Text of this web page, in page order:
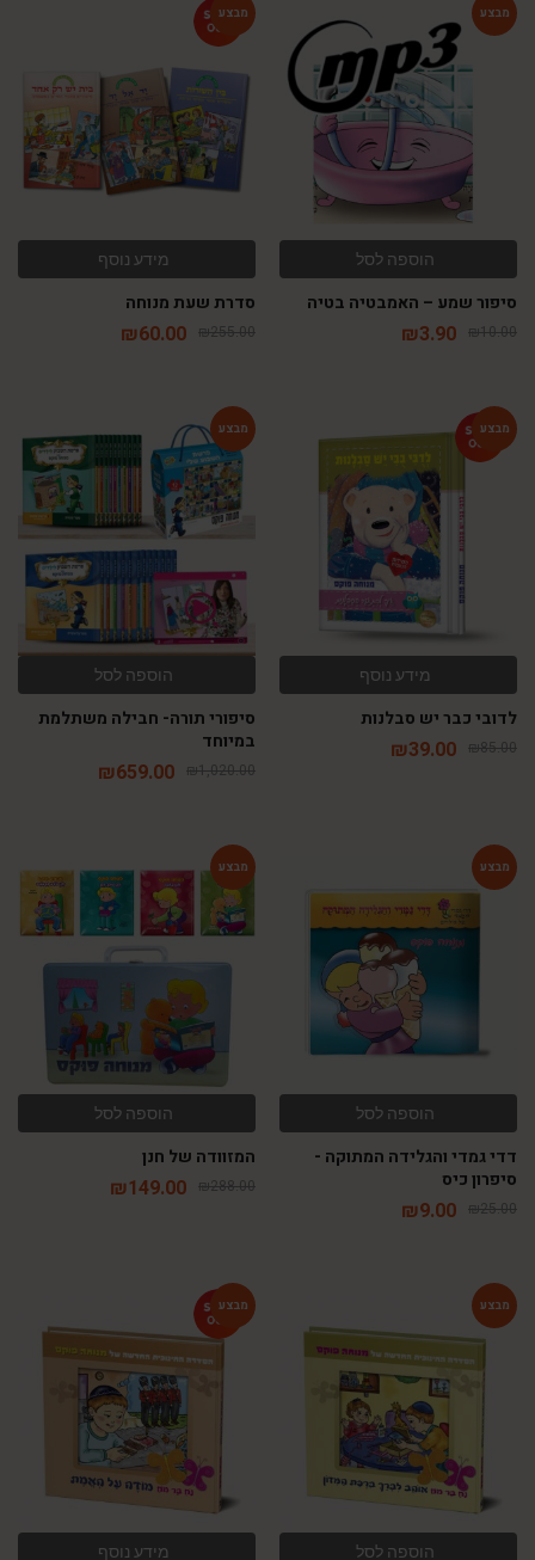
הוספה לסל
סיפור שמע – האמבטיה בטיה
₪10.00
₪3.90
מידע נוסף
סדרת שעת מנוחה
₪255.00
₪60.00
מידע נוסף
לדובי כבר יש סבלנות
₪85.00
₪39.00
הוספה לסל
סיפורי תורה- חבילה משתלמת
במיוחד
₪1,020.00
₪659.00
הוספה לסל
דדי גמדי והגלידה המתוקה -
סיפרון כיס
₪25.00
₪9.00
-48%
הוספה לסל
המזוודה של חנן
₪288.00
₪149.00
הוספה לסל מידע נוסף